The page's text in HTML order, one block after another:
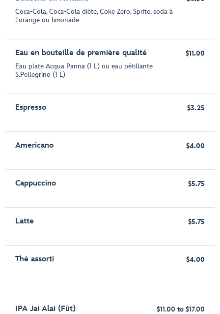
Coca-Cola, Coca-Cola diète, Coke Zero, Sprite, soda à
l'orange ou limonade
Eau en bouteille de première qualité
Eau plate Acqua Panna (1 L) ou eau pétillante
S.Pellegrino (1 L)
$11.00
Espresso $3.25
Americano $4.00
Cappuccino $5.75
Latte $5.75
Thé assorti $4.00
IPA Jai Alai (Fût) $11.00 to $17.00